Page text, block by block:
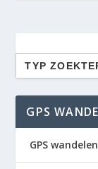
Zoek
naar:
GPS
GPS